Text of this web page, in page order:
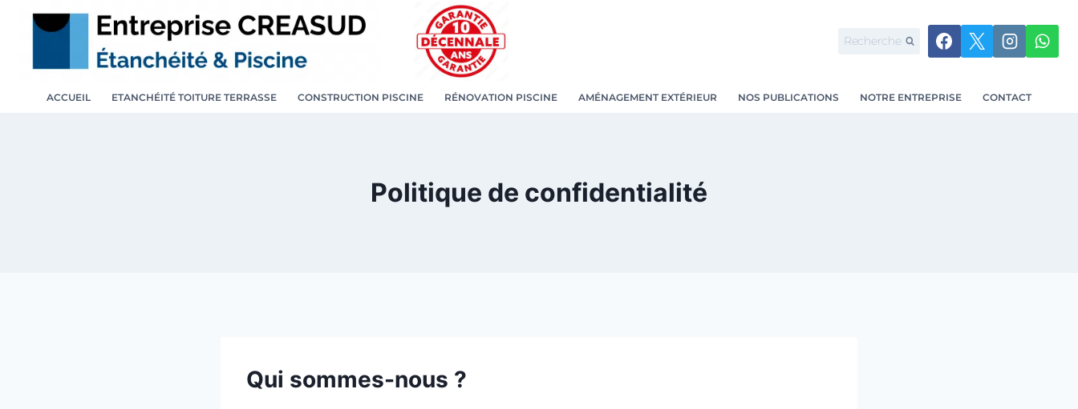
Recherche
ACCUEIL ETANCHÉITÉ TOITURE TERRASSE CONSTRUCTION PISCINE RÉNOVATION PISCINE AMÉNAGEMENT EXTÉRIEUR NOS PUBLICATIONS NOTRE ENTREPRISE CONTACT
Politique de confidentialité
Qui sommes-nous ?